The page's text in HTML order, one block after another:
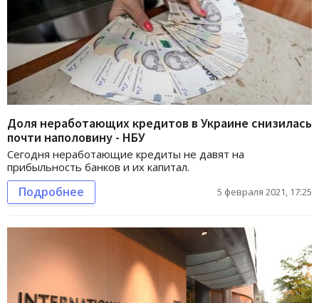
Доля неработающих кредитов в Украине снизилась
почти наполовину - НБУ
Сегодня неработающие кредиты не давят на
прибыльность банков и их капитал.
Подробнее 5 февраля 2021, 17:25